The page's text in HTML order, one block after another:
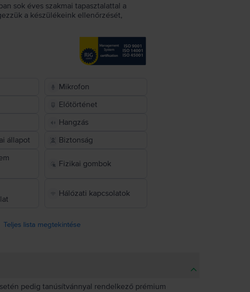
sok éves szakmai tapasztalattal a
a készülékeink ellenőrzését,
Mikrofon
Előtörténet
Hangzás
állapot
Biztonság
Fizikai gombok
Hálózati kapcsolatok
Teljes lista megtekintése
pedig tanúsítvánnyal rendelkező prémium